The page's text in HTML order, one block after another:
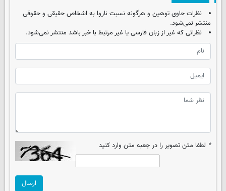
نظرات حاوی توهین و هرگونه نسبت ناروا به اشخاص حقیقی و حقوقی
منتشر نمی‌شود.
نظراتی که غیر از زبان فارسی یا غیر مرتبط با خبر باشد منتشر نمی‌شود.
* لطفا متن تصویر را در جعبه متن وارد کنید
ارسال